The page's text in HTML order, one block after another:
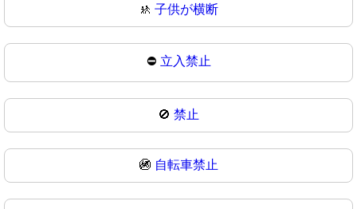
🚸 子供が横断
⛔ 立入禁止
🚫 禁止
🚳 自転車禁止